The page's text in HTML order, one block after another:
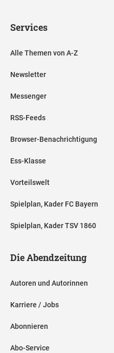
Services
Alle Themen von A-Z
Newsletter
Messenger
RSS-Feeds
Browser-Benachrichtigung
Ess-Klasse
Vorteilswelt
Spielplan, Kader FC Bayern
Spielplan, Kader TSV 1860
Die Abendzeitung
Autoren und Autorinnen
Karriere / Jobs
Abonnieren
Abo-Service